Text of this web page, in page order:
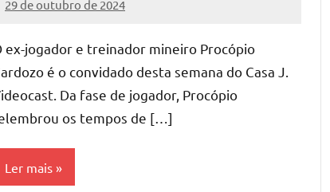
29 de outubro de 2024
Marcelo
Nenhum
ex-jogador e treinador mineiro Procópio
é o convidado desta semana do Casa J.
Da fase de jogador, Procópio
os tempos de […]
Ler mais